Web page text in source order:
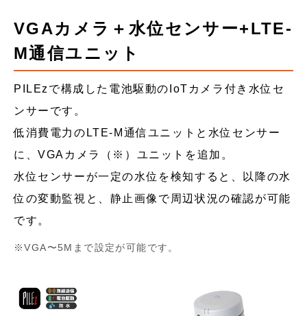
VGAカメラ＋水位センサー+LTE-
M通信ユニット
PILEzで構成した電池駆動のIoTカメラ付き水位セ
ンサーです。
低消費電力のLTE-M通信ユニットと水位センサー
に、VGAカメラ（※）ユニットを追加。
水位センサーが一定の水位を検知すると、以降の水
位の変動監視と、静止画像で周辺状況の確認が可能
です。
VGA〜5Mまで設定が可能です。